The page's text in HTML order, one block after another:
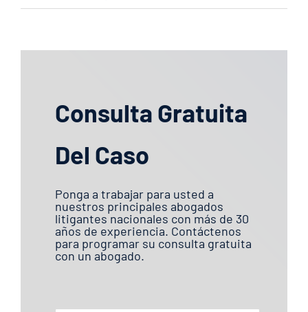
Consulta Gratuita
Del Caso
Ponga a trabajar para usted a
nuestros principales abogados
litigantes nacionales con más de 30
años de experiencia. Contáctenos
para programar su consulta gratuita
con un abogado.